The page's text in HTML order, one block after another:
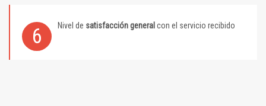
6 Nivel de satisfacción general con el servicio recibido